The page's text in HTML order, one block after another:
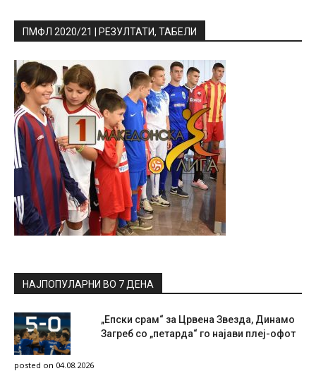
ПМФЛ 2020/21 | РЕЗУЛТАТИ, ТАБЕЛИ
НАЈПОПУЛАРНИ ВО 7 ДЕНА
„Епски срам“ за Црвена Звезда, Динамо
Загреб со „петарда“ го најави плеј-офот
posted on 04.08.2026